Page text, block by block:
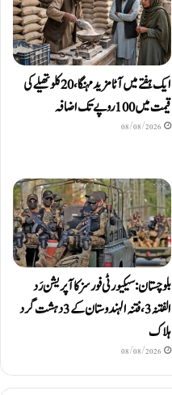
ایک ہفتے میں آٹا مزید مہنگا، 20 کلو تھیلے کی
قیمت میں 100 روپے تک اضافہ
08/08/2026
بلوچستان: سیکیورٹی فورسز کا آپریشن رَد
الفتنہ 3، فتنہ الہندوستان کے 3 دہشت گرد
ہلاک
08/08/2026